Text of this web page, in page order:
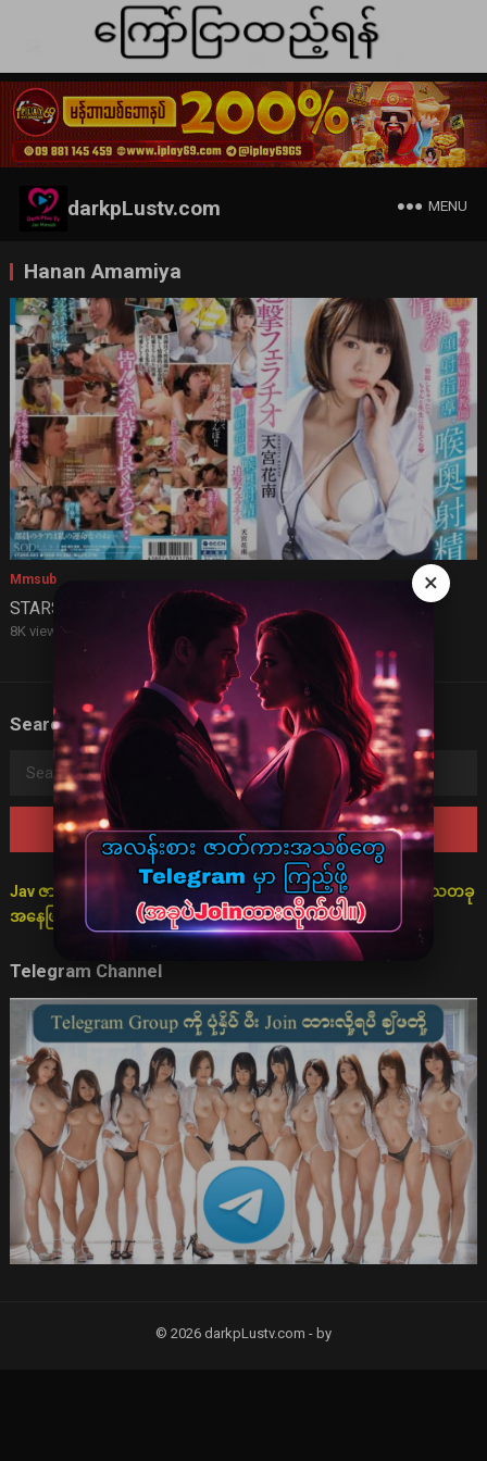
darkpLustv.com MENU
Hanan Amamiya
Mmsub
STARS 683 (mmsub)
8K views 2 years ago
Search
Search
Jav ဇာတ်လမ်းများသည် စိတ်ကူးဖြင့်သာ ပုံဖော်ထားသောကြောင့် ရသတခု
အနေဖြင့်သာ ကြည့်ရှုရန် မေတ္တာရပ်ခံအပ်ပါသည်။
Telegram Channel
© 2026 darkpLustv.com - by
×